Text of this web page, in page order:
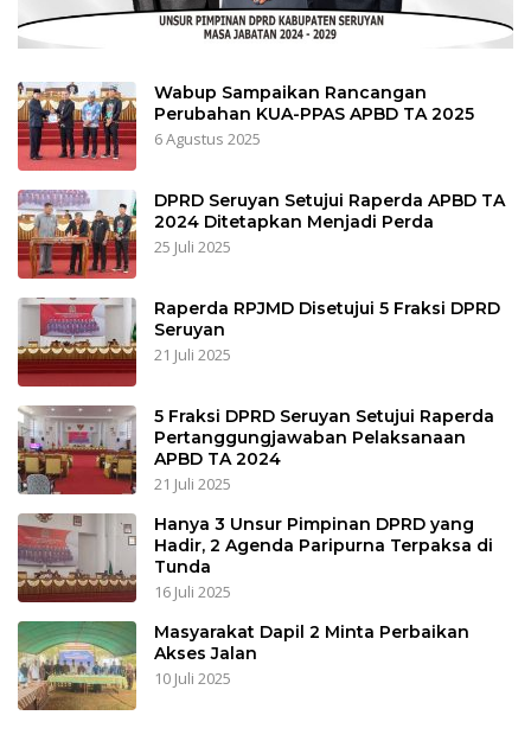
Wabup Sampaikan Rancangan
Perubahan KUA-PPAS APBD TA 2025
6 Agustus 2025
DPRD Seruyan Setujui Raperda APBD TA
2024 Ditetapkan Menjadi Perda
25 Juli 2025
Raperda RPJMD Disetujui 5 Fraksi DPRD
Seruyan
21 Juli 2025
5 Fraksi DPRD Seruyan Setujui Raperda
Pertanggungjawaban Pelaksanaan
APBD TA 2024
21 Juli 2025
Hanya 3 Unsur Pimpinan DPRD yang
Hadir, 2 Agenda Paripurna Terpaksa di
Tunda
16 Juli 2025
Masyarakat Dapil 2 Minta Perbaikan
Akses Jalan
10 Juli 2025